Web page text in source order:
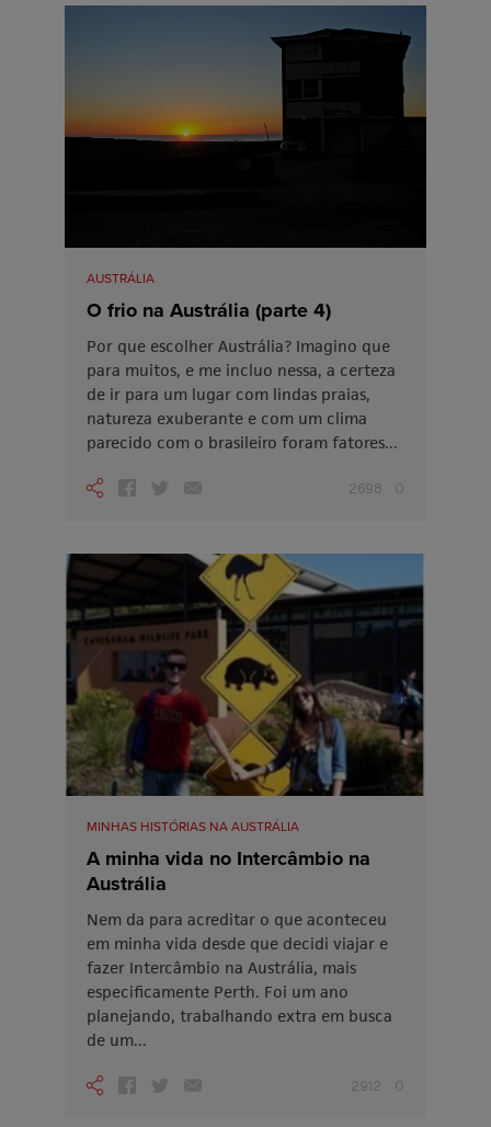
AUSTRÁLIA
O frio na Austrália (parte 4)
Por que escolher Austrália? Imagino que
para muitos, e me incluo nessa, a certeza
de ir para um lugar com lindas praias,
natureza exuberante e com um clima
parecido com o brasileiro foram fatores...
2698 0
MINHAS HISTÓRIAS NA AUSTRÁLIA
A minha vida no Intercâmbio na
Austrália
Nem da para acreditar o que aconteceu
em minha vida desde que decidi viajar e
fazer Intercâmbio na Austrália, mais
especificamente Perth. Foi um ano
planejando, trabalhando extra em busca
de um...
2912 0